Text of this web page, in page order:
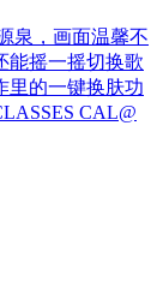
泉，画面温馨不
能摇一摇切换歌
里的一键换肤功
CAL@